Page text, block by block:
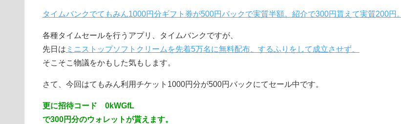
タイムバンクでてもみん1000円分ギフト券が500円バックで実質半額。紹介で300円貰えて実質200円。
各種タイムセールを行うアプリ、タイムバンクですが、
先日は ミニストップソフトクリームを先着5万名に無料配布、するふりをして成立させず、
そこそこ物議をかもした気もします。
さて、今回はてもみん利用チケット1000円分が500円バックにてセール中です。
更に招待コード 0kWGfL
で300円分のウォレットが貰えます。